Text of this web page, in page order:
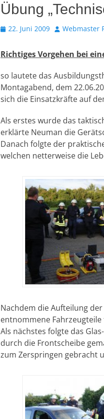
Übung
Veröffentlicht
22. Juni 2009 AutorWebmaster
Richtiges Vorgehen bei
so lautete das
Montagabend, dem
sich die Einsatzkräfte auf
Als erstes wurde das
erklärte Neuman die
Danach folgte der
welchen netterweise die
Nachdem die Aufteilung
entnommene
Als nächstes folgte das
durch die Frontscheibe
zum Zerspringen gebracht